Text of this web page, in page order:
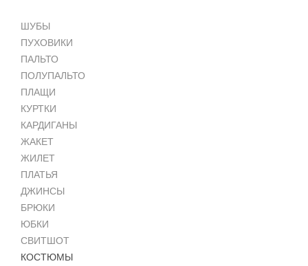
ШУБЫ
ПУХОВИКИ
ПАЛЬТО
ПОЛУПАЛЬТО
ПЛАЩИ
КУРТКИ
КАРДИГАНЫ
ЖАКЕТ
ЖИЛЕТ
ПЛАТЬЯ
ДЖИНСЫ
БРЮКИ
ЮБКИ
СВИТШОТ
КОСТЮМЫ